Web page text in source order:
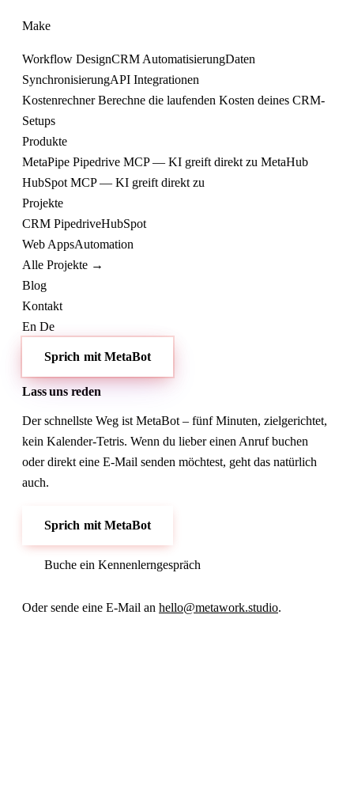
Make
Workflow DesignCRM AutomatisierungDaten
SynchronisierungAPI Integrationen
KostenrechnerBerechne die laufenden Kosten deines CRM-
Setups
Produkte
MetaPipe Pipedrive MCP — KI greift direkt zu MetaHub
HubSpot MCP — KI greift direkt zu
Projekte
CRM PipedriveHubSpot
Web AppsAutomation
Alle Projekte →
Blog
Kontakt
En De
Sprich mit MetaBot
Lass uns reden
Der schnellste Weg ist MetaBot – fünf Minuten, zielgerichtet,
kein Kalender-Tetris. Wenn du lieber einen Anruf buchen
oder direkt eine E-Mail senden möchtest, geht das natürlich
auch.
Sprich mit MetaBot
Buche ein Kennenlerngespräch
Oder sende eine E-Mail an hello@metawork.studio.